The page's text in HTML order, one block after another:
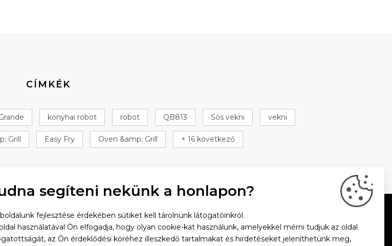
CÍMKÉK
konyhai robot robot QB813 Sós vekni vekni
Grill Easy Fry Oven &amp; Grill + 16 következő
segíteni nekünk a honlapon?
fejlesztése érdekében sütiket kell tárolnunk látogatóinkról.
használatával Ön elfogadja, hogy olyan cookie-kat használunk, amelyekkel mérni tudjuk az oldal
az Ön érdeklődési köréhez illeszkedő tartalmakat és hirdetéseket jeleníthetünk meg,